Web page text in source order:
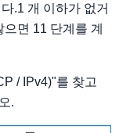
.1 개 이하가 없거
면 11 단계를 계
/ IPv4)"를 찾고
.